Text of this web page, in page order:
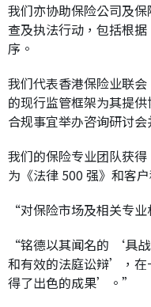
我们亦协助保险公司及
查及执法行动，包括根
序。
我们代表香港保险业联
的现行监管框架为其提
合规事宜举办咨询研讨会
我们的保险专业团队获
为《法律 500 强》和客
“对保险市场及相关专
“铭德以其闻名的 ‘具
和有效的法庭讼辩’，
得了出色的成果’。”